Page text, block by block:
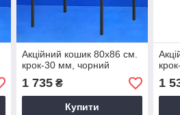
Акційний кошик 80х86 см.
крок-30 мм, чорний
1 735₴
Купити
1